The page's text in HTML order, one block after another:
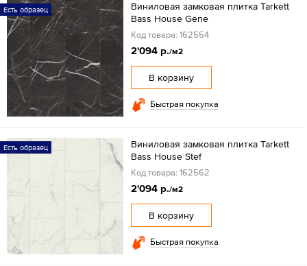
Есть образец
Виниловая замковая плитка Tarkett
Bass House Gene
Код товара: 162554
2'094 р./м2
В корзину
Быстрая покупка
Есть образец
Виниловая замковая плитка Tarkett
Bass House Stef
Код товара: 162562
2'094 р./м2
В корзину
Быстрая покупка